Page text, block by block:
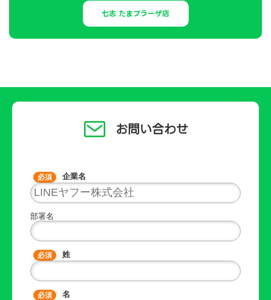
七志 たまプラーザ店
お問い合わせ
企業名
部署名
姓
名